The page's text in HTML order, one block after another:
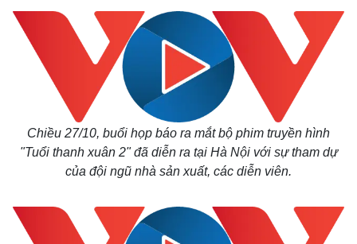
Chiều 27/10, buổi họp báo ra mắt bộ phim truyền hình
"Tuổi thanh xuân 2" đã diễn ra tại Hà Nội với sự tham dự
của đội ngũ nhà sản xuất, các diễn viên.